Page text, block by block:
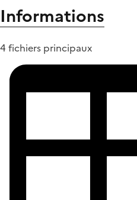
Informations
4 fichiers principaux